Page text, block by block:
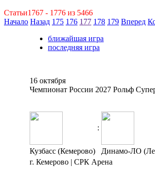
Статьи1767 - 1776 из 5466
Начало Назад 175 176 177 178 179 Вперед
ближайшая игра
последняя игра
16 октября
Чемпионат России 2027 Рольф
:
Кузбасс (Кемерово)
Динамо-ЛО
г. Кемерово | СРК Арена